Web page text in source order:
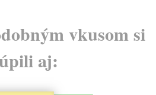
vkusom si
aj: